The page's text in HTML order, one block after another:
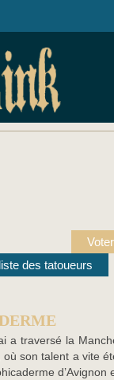
des tatoueurs
a traversé la
où son talent a vite
d’Avignon